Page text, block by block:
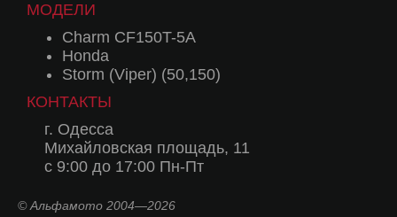
МОДЕЛИ
Charm CF150T-5A
Honda
Storm (Viper) (50,150)
КОНТАКТЫ
г. Одесса
Михайловская площадь, 11
с 9:00 до 17:00 Пн-Пт
© Альфамото 2004—2026